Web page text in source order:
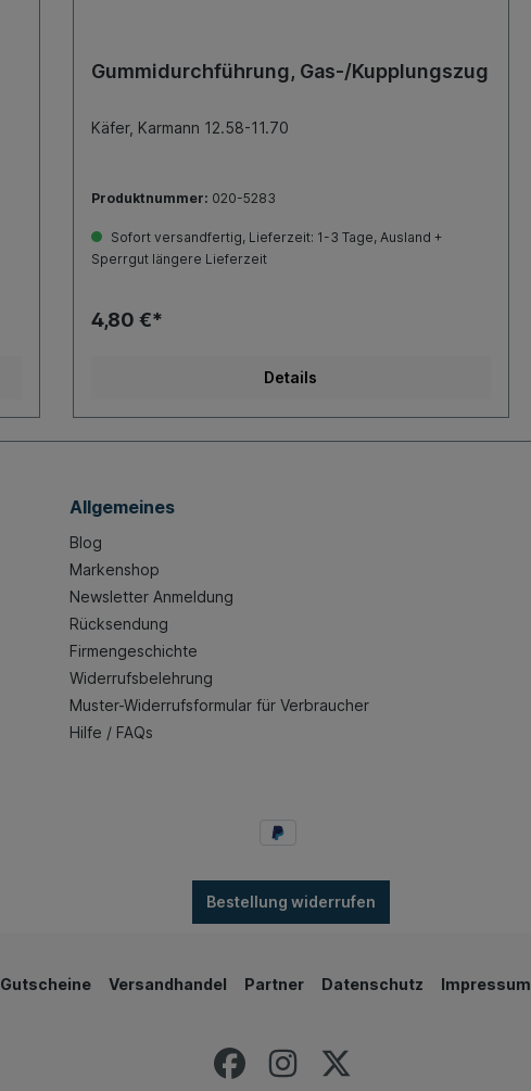
Gummidurchführung, Gas-/Kupplungszug
Käfer, Karmann 12.58-11.70
Produktnummer: 020-5283
Sofort versandfertig, Lieferzeit: 1-3 Tage, Ausland +
Sperrgut längere Lieferzeit
4,80 €*
Details
Allgemeines
Blog
Markenshop
Newsletter Anmeldung
Rücksendung
Firmengeschichte
Widerrufsbelehrung
Muster-Widerrufsformular für Verbraucher
Hilfe / FAQs
Bestellung widerrufen
Gutscheine Versandhandel Partner Datenschutz Impressum